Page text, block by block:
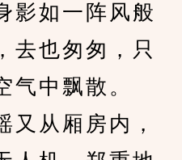
如一阵风般
去也匆匆，只
气中飘散。
从厢房内，